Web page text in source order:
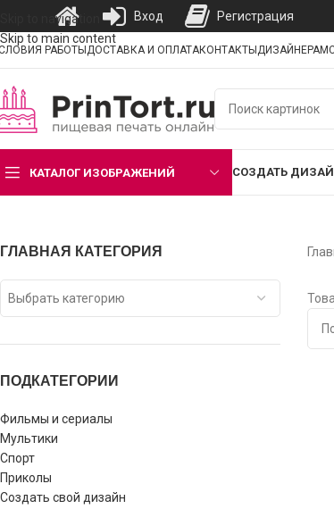
Skip to navigation
Skip to main content
РАБОТЫ ДОСТАВКА И ОПЛАТАКОНТАКТЫ ДИЗАЙНЕРАМ
КАТАЛОГ ИЗОБРАЖЕНИЙ СОЗДАТЬ
ГЛАВНАЯ КАТЕГОРИЯ
Выбрать категорию
ПОДКАТЕГОРИИ
Фильмы и сериалы
Мультики
Спорт
Приколы
Создать свой дизайн
Вход Регистрация